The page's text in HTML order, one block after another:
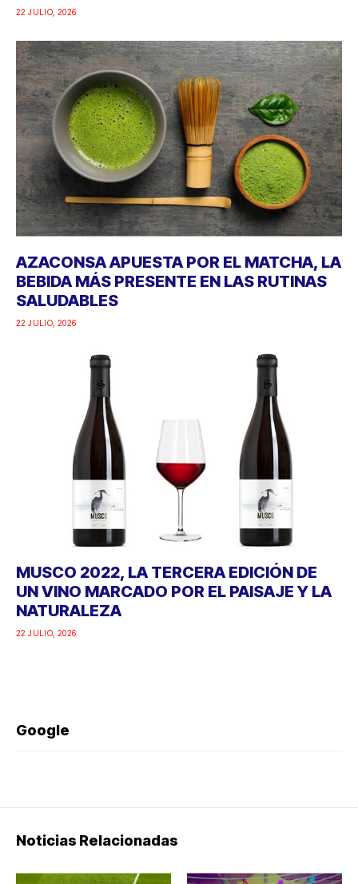
22 JULIO, 2026
AZACONSA APUESTA POR EL MATCHA, LA
BEBIDA MÁS PRESENTE EN LAS RUTINAS
SALUDABLES
22 JULIO, 2026
MUSCO 2022, LA TERCERA EDICIÓN DE
UN VINO MARCADO POR EL PAISAJE Y LA
NATURALEZA
22 JULIO, 2026
Google
Noticias Relacionadas